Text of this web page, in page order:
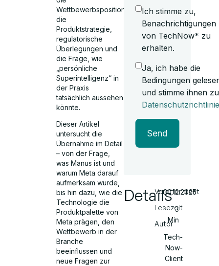
Wettbewerbspositionierung,
die
Produktstrategie,
regulatorische
Überlegungen und
die Frage, wie
„persönliche
Superintelligenz“ in
der Praxis
tatsächlich aussehen
könnte.
Dieser Artikel
untersucht die
Übernahme im Detail
– von der Frage,
was Manus ist und
warum Meta darauf
aufmerksam wurde,
bis hin dazu, wie die
Technologie die
Produktpalette von
Meta prägen, den
Wettbewerb in der
Branche
beeinflussen und
neue Fragen zur
Ich stimme zu,
Benachrichtigungen
von TechNow* zu
erhalten.
Ja, ich habe die
Bedingungen
und stimme ihnen
Datenschutzrichtlinie
Send
DetailsVeröffentlicht
Lesezeit
Autor
30.12.2025
3
Min
Tech-
Now-
Client